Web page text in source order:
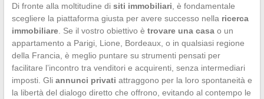
Di fronte alla moltitudine di siti immobiliari , è fondamentale
scegliere la piattaforma giusta per avere successo nella ricerca
immobiliare. Se il vostro obiettivo è trovare una casao un
appartamento a Parigi, Lione, Bordeaux, o in qualsiasi regione
della Francia, è meglio puntare su strumenti pensati per
facilitare l’incontro tra venditori e acquirenti, senza intermediari
imposti. Gli annunci privati attraggono per la loro spontaneità e
la libertà del dialogo diretto che offrono, evitando al contempo le